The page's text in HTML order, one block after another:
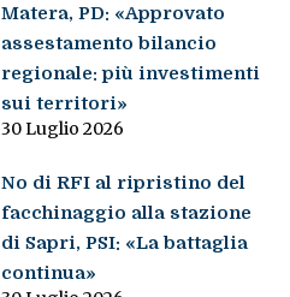
Matera, PD: «Approvato
assestamento bilancio
regionale: più investimenti
sui territori»
30 Luglio 2026
No di RFI al ripristino del
facchinaggio alla stazione
di Sapri, PSI: «La battaglia
continua»